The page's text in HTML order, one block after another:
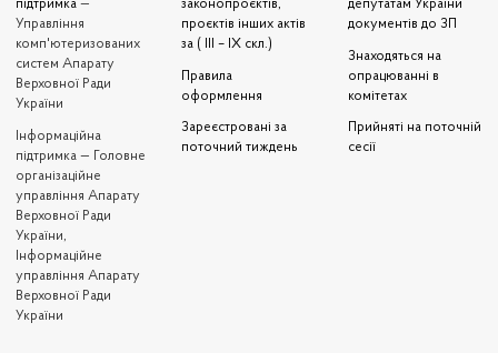
підтримка —
Управління
комп'ютеризованих
систем Апарату
Верховної Ради
України
Iнформаційна
підтримка — Головне
організаційне
управління Апарату
Верховної Ради
України,
Інформаційне
управління Апарату
Верховної Ради
України
законопроєктів,
проєктів інших актів
за ( III – IX скл.)
Правила
оформлення
Зареєстровані за
поточний тиждень
депутатам України
документів до ЗП
Знаходяться на
опрацюванні в
комітетах
Прийняті на поточній
сесії